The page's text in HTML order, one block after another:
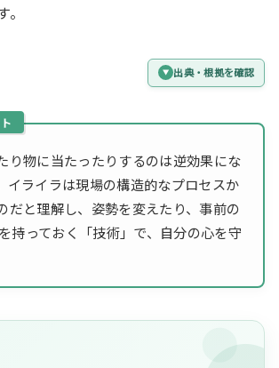
出典・根拠を確認
り物に当たったりするのは逆効果にな
イライラは現場の構造的なプロセスか
だと理解し、姿勢を変えたり、事前の
持っておく「技術」で、自分の心を守